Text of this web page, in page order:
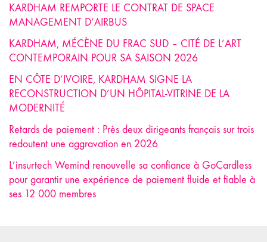
KARDHAM REMPORTE LE CONTRAT DE SPACE
MANAGEMENT D’AIRBUS
KARDHAM, MÉCÈNE DU FRAC SUD – CITÉ DE L’ART
CONTEMPORAIN POUR SA SAISON 2026
EN CÔTE D’IVOIRE, KARDHAM SIGNE LA
RECONSTRUCTION D’UN HÔPITAL-VITRINE DE LA
MODERNITÉ
Retards de paiement : Près deux dirigeants français sur trois
redoutent une aggravation en 2026
L’insurtech Wemind renouvelle sa confiance à GoCardless
pour garantir une expérience de paiement fluide et fiable à
ses 12 000 membres